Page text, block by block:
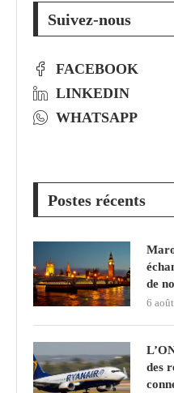
Suivez-nous
FACEBOOK
LINKEDIN
WHATSAPP
Postes récents
de
6
des